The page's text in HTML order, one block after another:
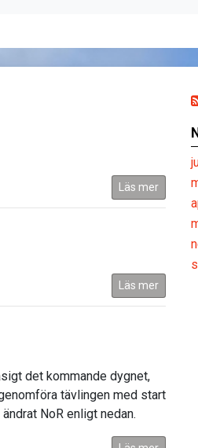
Läs mer
Läs mer
det kommande dygnet,
tävlingen med start
NoR enligt nedan.